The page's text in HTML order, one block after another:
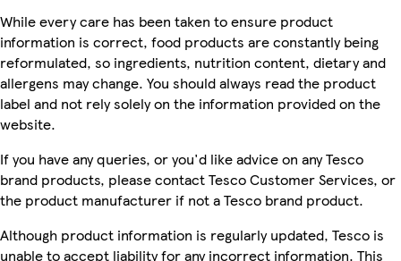
While every care has been taken to ensure product
information is correct, food products are constantly being
reformulated, so ingredients, nutrition content, dietary and
allergens may change. You should always read the product
label and not rely solely on the information provided on the
website.
If you have any queries, or you'd like advice on any Tesco
brand products, please contact Tesco Customer Services, or
the product manufacturer if not a Tesco brand product.
Although product information is regularly updated, Tesco is
unable to accept liability for any incorrect information. This